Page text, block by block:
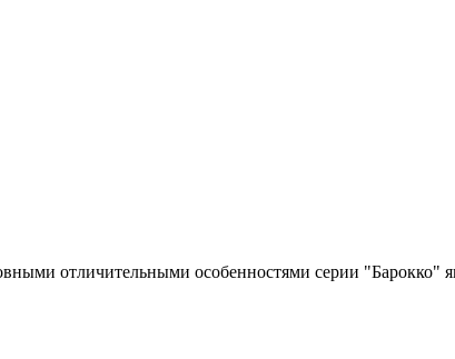
отличительными особенностями серии "Барокко"